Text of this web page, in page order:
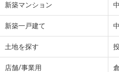
新築マンション
新築一戸建て
土地を探す
店舗/事業用